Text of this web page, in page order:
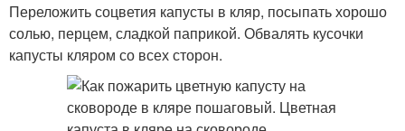
Переложить соцветия капусты в кляр, посыпать хорошо
солью, перцем, сладкой паприкой. Обвалять кусочки
капусты кляром со всех сторон.